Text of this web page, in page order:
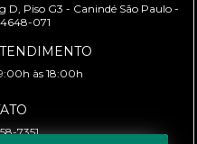
D, Piso G3 - Canindé São Paulo -
071
às 18:00h
7351